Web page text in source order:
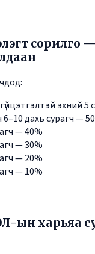
сорилго
эхний 5
6–10 дахь сурагч —
— 40%
— 30%
— 20%
— 10%
ын харьяа